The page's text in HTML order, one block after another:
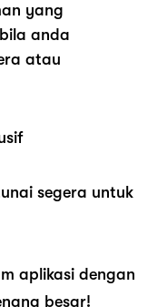
yang
anda
atau
segera untuk
aplikasi dengan
besar!